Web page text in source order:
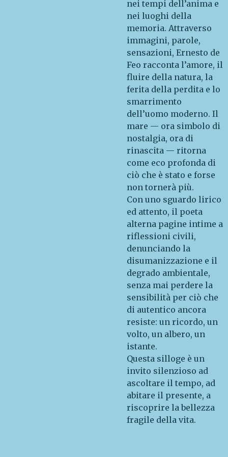
nei tempi dell’anima e
nei luoghi della
memoria. Attraverso
immagini, parole,
sensazioni, Ernesto de
Feo racconta l’amore, il
fluire della natura, la
ferita della perdita e lo
smarrimento
dell’uomo moderno. Il
mare — ora simbolo di
nostalgia, ora di
rinascita — ritorna
come eco profonda di
ciò che è stato e forse
non tornerà più.
Con uno sguardo lirico
ed attento, il poeta
alterna pagine intime a
riflessioni civili,
denunciando la
disumanizzazione e il
degrado ambientale,
senza mai perdere la
sensibilità per ciò che
di autentico ancora
resiste: un ricordo, un
volto, un albero, un
istante.
Questa silloge è un
invito silenzioso ad
ascoltare il tempo, ad
abitare il presente, a
riscoprire la bellezza
fragile della vita.